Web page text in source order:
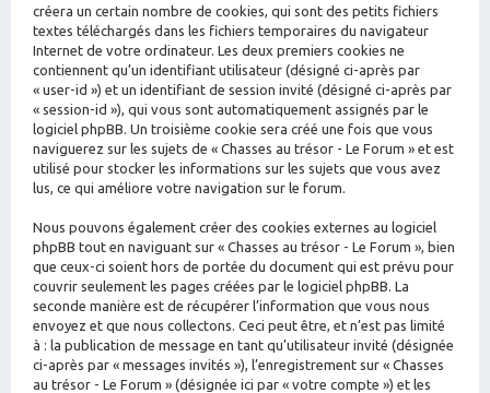
créera un certain nombre de cookies, qui sont des petits fichiers
textes téléchargés dans les fichiers temporaires du navigateur
Internet de votre ordinateur. Les deux premiers cookies ne
contiennent qu’un identifiant utilisateur (désigné ci-après par
« user-id ») et un identifiant de session invité (désigné ci-après par
« session-id »), qui vous sont automatiquement assignés par le
logiciel phpBB. Un troisième cookie sera créé une fois que vous
naviguerez sur les sujets de « Chasses au trésor - Le Forum » et est
utilisé pour stocker les informations sur les sujets que vous avez
lus, ce qui améliore votre navigation sur le forum.
Nous pouvons également créer des cookies externes au logiciel
phpBB tout en naviguant sur « Chasses au trésor - Le Forum », bien
que ceux-ci soient hors de portée du document qui est prévu pour
couvrir seulement les pages créées par le logiciel phpBB. La
seconde manière est de récupérer l’information que vous nous
envoyez et que nous collectons. Ceci peut être, et n’est pas limité
à : la publication de message en tant qu’utilisateur invité (désignée
ci-après par « messages invités »), l’enregistrement sur « Chasses
au trésor - Le Forum » (désignée ici par « votre compte ») et les